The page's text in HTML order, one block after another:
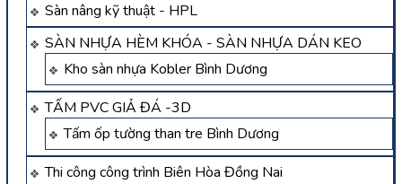
Sàn nâng kỹ thuật - HPL
SÀN NHỰA HÈM KHÓA - SÀN NHỰA DÁN KEO
Kho sàn nhựa Kobler Bình Dương
TẤM PVC GIẢ ĐÁ -3D
Tấm ốp tường than tre Bình Dương
Thi công công trình Biên Hòa Đồng Nai